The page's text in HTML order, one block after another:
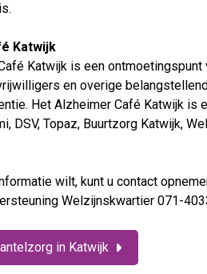
Katwijk
Katwijk is een
en overige
Het Alzheimer Café Katwijk is
DSV, Topaz, Buurtzorg Katwijk,
wilt, kunt u contact
Welzijnskwartier 071-
in Katwijk